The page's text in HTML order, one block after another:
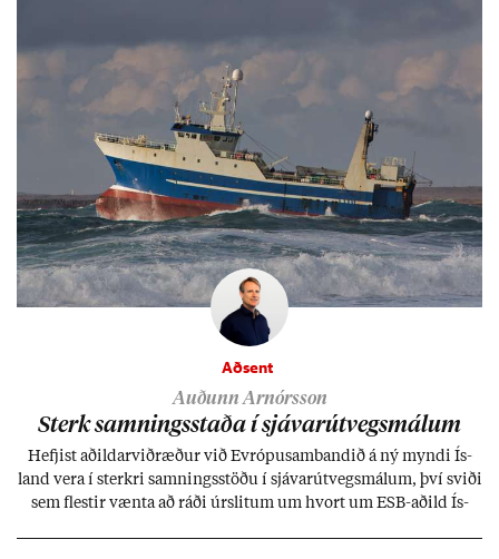
Aðsent
Auðunn Arnórsson
Sterk samn­ings­staða í sjáv­ar­út­vegs­mál­um
Hefj­ist að­ild­ar­við­ræð­ur við Evr­ópu­sam­band­ið á ný myndi Ís­
land vera í sterkri samn­ings­stöðu í sjáv­ar­út­vegs­mál­um, því sviði
sem flest­ir vænta að ráði úr­slit­um um hvort um ESB-að­ild Ís­